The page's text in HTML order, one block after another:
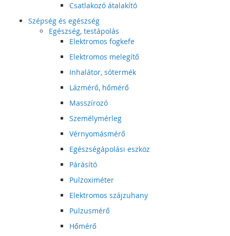
Csatlakozó átalakító
Szépség és egészség
Egészség, testápolás
Elektromos fogkefe
Elektromos melegítő
Inhalátor, sótermék
Lázmérő, hőmérő
Masszírozó
Személymérleg
Vérnyomásmérő
Egészségápolási eszköz
Párásító
Pulzoximéter
Elektromos szájzuhany
Pulzusmérő
Hőmérő